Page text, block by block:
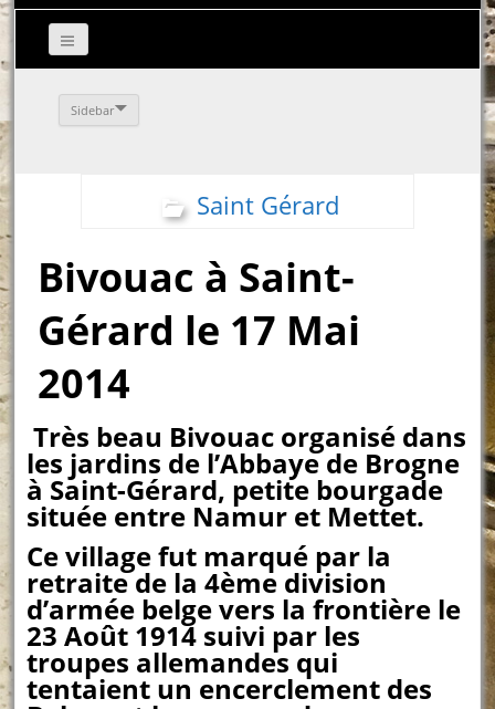
Sidebar
Saint Gérard
Bivouac à Saint-
Gérard le 17 Mai
2014
Très beau Bivouac organisé dans
les jardins de l’Abbaye de Brogne
à Saint-Gérard, petite bourgade
située entre Namur et Mettet.
Ce village fut marqué par la
retraite de la 4ème division
d’armée belge vers la frontière le
23 Août 1914 suivi par les
troupes allemandes qui
tentaient un encerclement des